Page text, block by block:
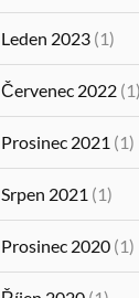
Leden 2023 (1)
Červenec 2022 (1)
Prosinec 2021 (1)
Srpen 2021 (1)
Prosinec 2020 (1)